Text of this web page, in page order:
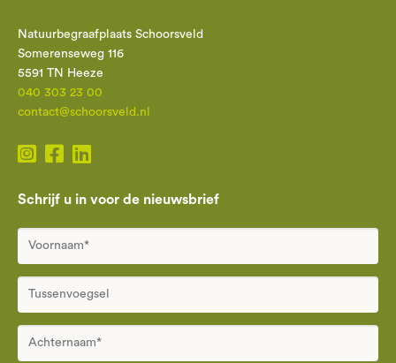
Natuurbegraafplaats Schoorsveld
Somerenseweg 116
5591 TN Heeze
040 303 23 00
contact@schoorsveld.nl
Schrijf u in voor de nieuwsbrief